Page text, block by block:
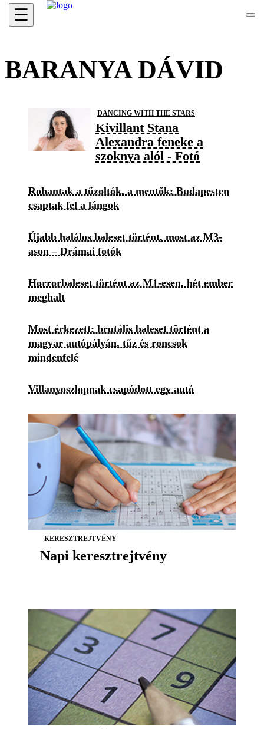
☰
BARANYA DÁVID
DANCING WITH THE STARS
Kivillant Stana
Alexandra feneke a
szoknya alól - Fotó
Rohantak a tűzoltók, a mentők: Budapesten
csaptak fel a lángok
Újabb halálos baleset történt, most az M3-
ason – Drámai fotók
Horrorbaleset történt az M1-esen, hét ember
meghalt
Most érkezett: brutális baleset történt a
magyar autópályán, tűz és roncsok
mindenfelé
Villanyoszlopnak csapódott egy autó
KERESZTREJTVÉNY
Napi keresztrejtvény